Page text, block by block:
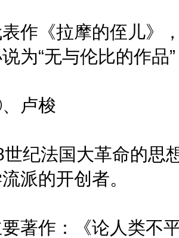
《拉摩的侄儿》，
为“无与伦比的作品
梭
法国大革命的思想
派的开创者。
作：《论人类不平